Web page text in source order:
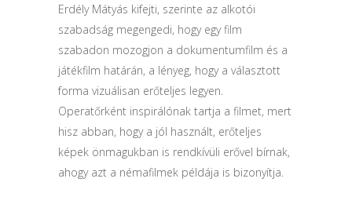
Erdély Mátyás kifejti, szerinte az alkotói
szabadság megengedi, hogy egy film
szabadon mozogjon a dokumentumfilm és a
játékfilm határán, a lényeg, hogy a választott
forma vizuálisan erőteljes legyen.
Operatőrként inspirálónak tartja a filmet, mert
hisz abban, hogy a jól használt, erőteljes
képek önmagukban is rendkívüli erővel bírnak,
ahogy azt a némafilmek példája is bizonyítja.